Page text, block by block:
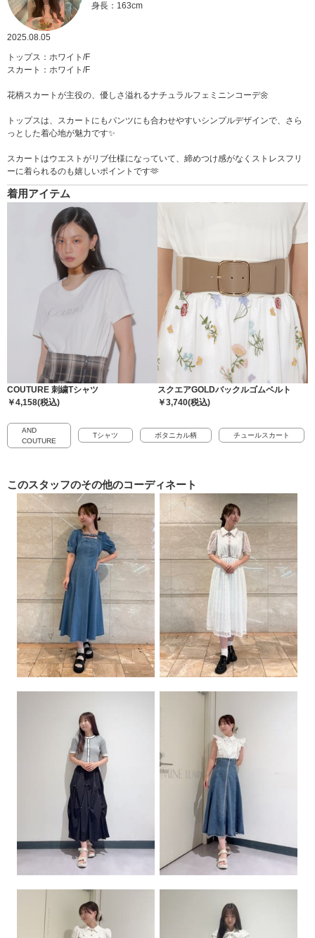
身長：163cm
2025.08.05
トップス：ホワイト/F
スカート：ホワイト/F
花柄スカートが主役の、優しさ溢れるナチュラルフェミニンコーデ🌼
トップスは、スカートにもパンツにも合わせやすいシンプルデザインで、さら
っとした着心地が魅力です✨
スカートはウエストがリブ仕様になっていて、締めつけ感がなくストレスフリ
ーに着られるのも嬉しいポイントです🫶
着用アイテム
COUTURE 刺繍Tシャツ
￥4,158(税込)
スクエアGOLDバックルゴムベルト
￥3,740(税込)
AND
COUTURE
Tシャツ ボタニカル柄 チュールスカート
このスタッフのその他のコーディネート